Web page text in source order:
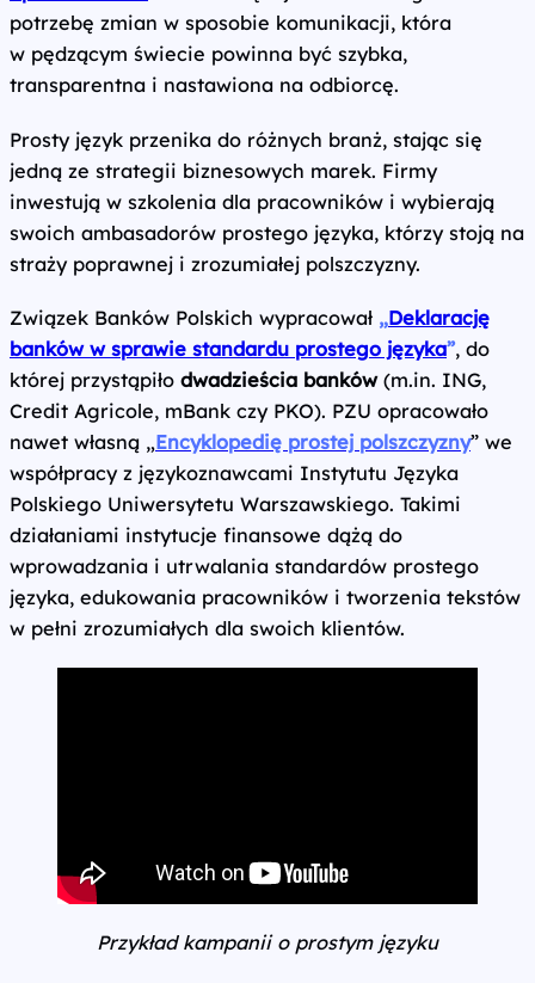
potrzebę zmian w sposobie komunikacji, która
w pędzącym świecie powinna być szybka,
transparentna i nastawiona na odbiorcę.
Prosty język przenika do różnych branż, stając się
jedną ze strategii biznesowych marek. Firmy
inwestują w szkolenia dla pracowników i wybierają
swoich ambasadorów prostego języka, którzy stoją na
straży poprawnej i zrozumiałej polszczyzny.
Związek Banków Polskich wypracował „Deklarację
banków w sprawie standardu prostego języka”, do
której przystąpiło dwadzieścia banków(m.in. ING,
Credit Agricole, mBank czy PKO). PZU opracowało
nawet własną „Encyklopedię prostej polszczyzny” we
współpracy z językoznawcami Instytutu Języka
Polskiego Uniwersytetu Warszawskiego. Takimi
działaniami instytucje finansowe dążą do
wprowadzania i utrwalania standardów prostego
języka, edukowania pracowników i tworzenia tekstów
w pełni zrozumiałych dla swoich klientów.
Przykład kampanii o prostym języku